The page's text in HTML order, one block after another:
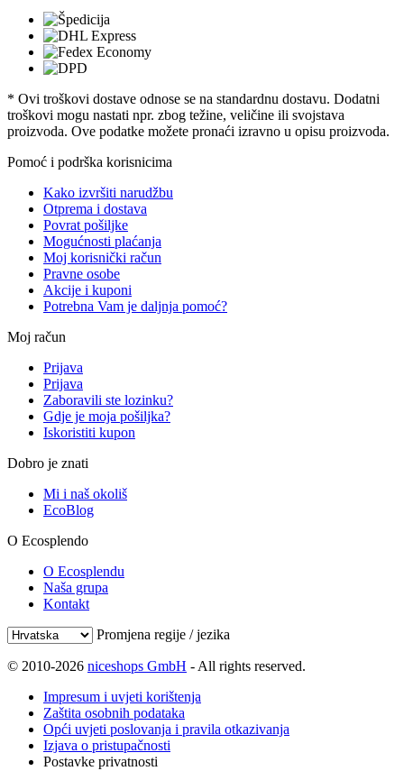
* Ovi troškovi dostave odnose se na standardnu ​​dostavu. Dodatni
troškovi mogu nastati npr. zbog težine, veličine ili svojstava
proizvoda. Ove podatke možete pronaći izravno u opisu proizvoda.
Pomoć i podrška korisnicima
Kako izvršiti narudžbu
Otprema i dostava
Povrat pošiljke
Mogućnosti plaćanja
Moj korisnički račun
Pravne osobe
Akcije i kuponi
Potrebna Vam je daljnja pomoć?
Moj račun
Prijava
Prijava
Zaboravili ste lozinku?
Gdje je moja pošiljka?
Iskoristiti kupon
Dobro je znati
Mi i naš okoliš
EcoBlog
O Ecosplendo
O Ecosplendu
Naša grupa
Kontakt
Promjena regije / jezika
© 2010-2026 niceshops GmbH - All rights reserved.
Impresum i uvjeti korištenja
Zaštita osobnih podataka
Opći uvjeti poslovanja i pravila otkazivanja
Izjava o pristupačnosti
Postavke privatnosti